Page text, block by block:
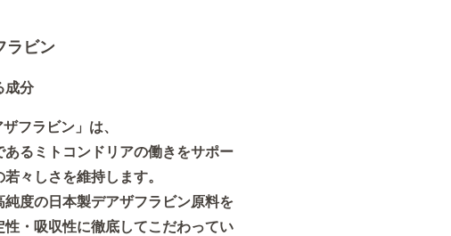
ラビン
成分
フラビン」は、
るミトコンドリアの働きをサポー
々しさを維持します。
度の日本製デアザフラビン原料を
・吸収性に徹底してこだわってい